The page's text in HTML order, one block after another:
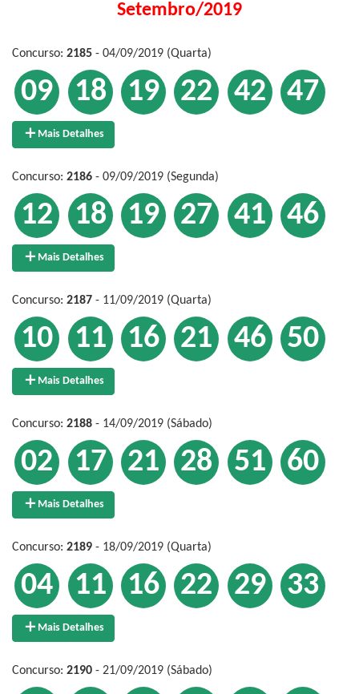
Setembro/2019
Concurso: 2185 - 04/09/2019 (Quarta)
09 18 19 22 42 47
Mais Detalhes
Concurso: 2186 - 09/09/2019 (Segunda)
12 18 19 27 41 46
Mais Detalhes
Concurso: 2187 - 11/09/2019 (Quarta)
10 11 16 21 46 50
Mais Detalhes
Concurso: 2188 - 14/09/2019 (Sábado)
02 17 21 28 51 60
Mais Detalhes
Concurso: 2189 - 18/09/2019 (Quarta)
04 11 16 22 29 33
Mais Detalhes
Concurso: 2190 - 21/09/2019 (Sábado)